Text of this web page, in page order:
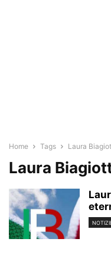
Home Tags Laura
Laura